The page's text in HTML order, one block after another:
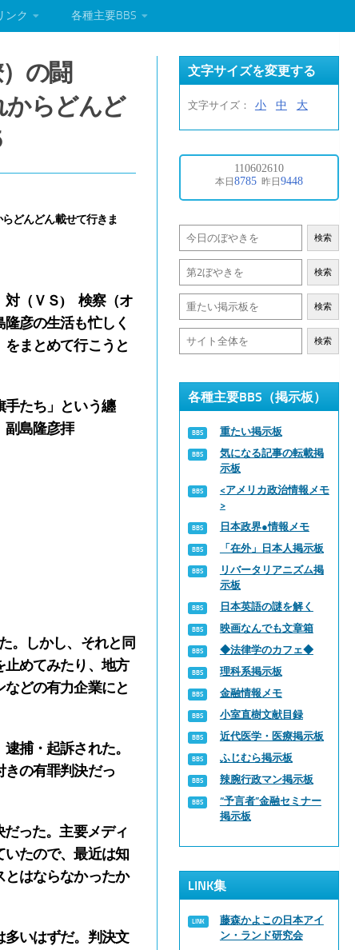
ンク 各種主要BBS
の闘
らどんど
んどん載せて行きま
対（ＶＳ) 検察（オ
彦の生活も忙しく
まとめて行こうと
たち」という纏
副島隆彦拝
。しかし、それと同
止めてみたり、地方
どの有力企業にと
捕・起訴された。
きの有罪判決だっ
った。主要メディ
いたので、最近は知
とはならなかったか
いはずだ。判決文
文字サイズを変更する
文字サイズ： 小 中 大
検索
検索
検索
検索
各種主要BBS（掲示板）
重たい掲示板
気になる記事の転載掲
示板
<アメリカ政治情報メモ
>
日本政界●情報メモ
「在外」日本人掲示板
リバータリアニズム掲
示板
日本英語の謎を解く
映画なんでも文章箱
◆法律学のカフェ◆
理科系掲示板
金融情報メモ
小室直樹文献目録
近代医学・医療掲示板
ふじむら掲示板
辣腕行政マン掲示板
“予言者”金融セミナー
掲示板
LINK集
藤森かよこの日本アイ
ン・ランド研究会